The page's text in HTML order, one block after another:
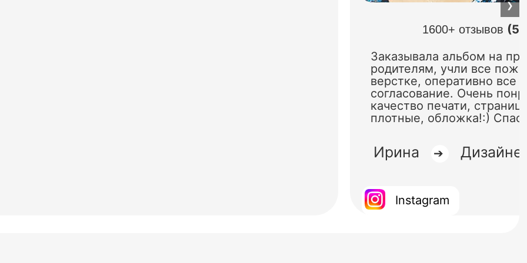
1600+ отзывов
Заказывала альбом на
родителям, учли все
верстке, оперативно все
согласование. Очень
качество печати,
плотные, обложка!:)
Ирина ➔
Instagram
❯